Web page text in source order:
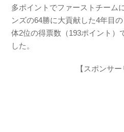
多ポイントでファーストチーム
ンズの64勝に大貢献した4年目
体2位の得票数（193ポイント）
した。
【スポンサー